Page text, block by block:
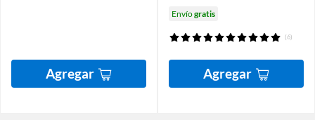
Agregar
Envíogratis
(6)
Agregar